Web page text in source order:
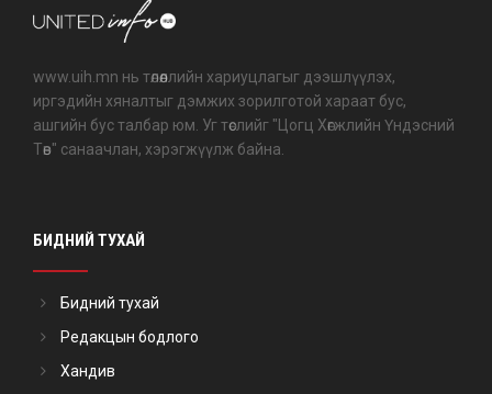
www.uih.mn нь төлөөллийн хариуцлагыг дээшлүүлэх,
иргэдийн хяналтыг дэмжих зорилготой хараат бус,
ашгийн бус талбар юм. Уг төслийг "Цогц Хөгжлийн Үндэсний
Төв" санаачлан, хэрэгжүүлж байна.
БИДНИЙ ТУХАЙ
Бидний тухай
Редакцын бодлого
Хандив